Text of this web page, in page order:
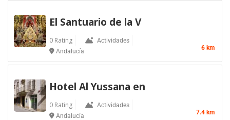
El Santuario de la V
0 Rating
Actividades
Andalucía
6 km
Hotel Al Yussana en
0 Rating
Actividades
Andalucía
7.4 km